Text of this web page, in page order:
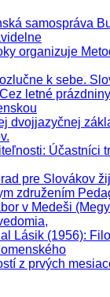
samospráva
organizuje
k sebe.
letné
dvojjazyčnej
: Účastníci
pre Slovákov
združením
v Medeši
Lásik (1956):
z prvých